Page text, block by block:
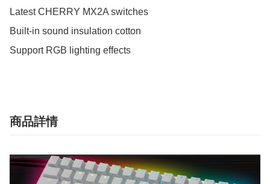
Latest CHERRY MX2A switches
Built-in sound insulation cotton
Support RGB lighting effects
商品詳情